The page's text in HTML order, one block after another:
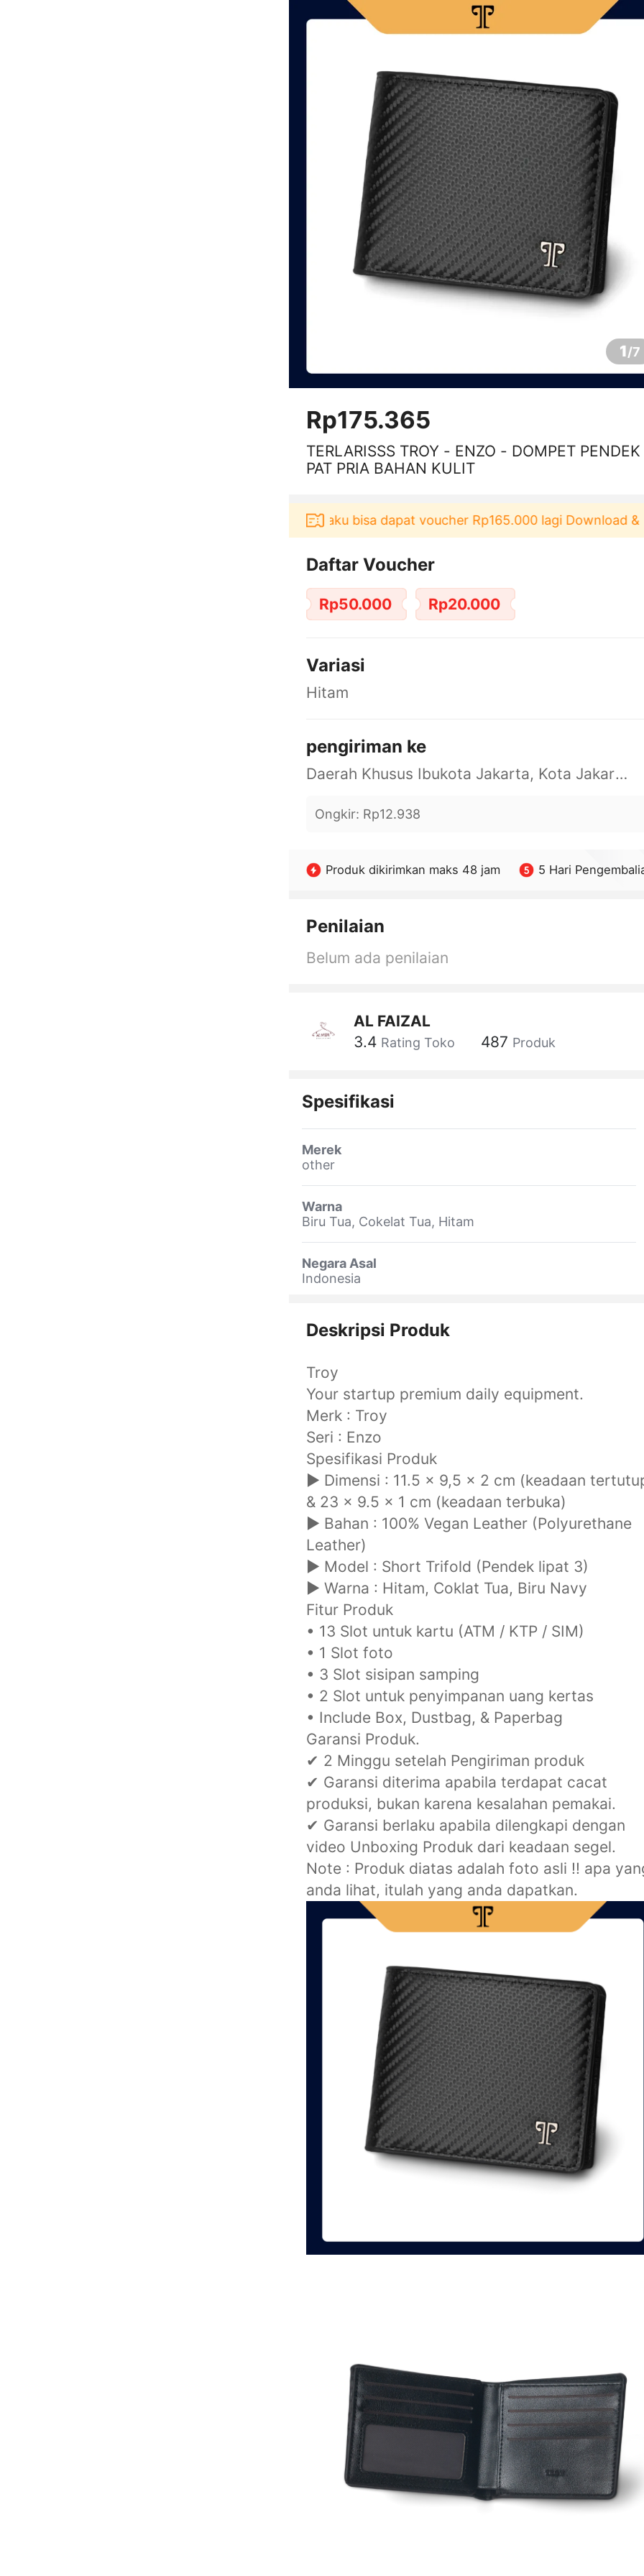
1/7
Rp175.365
TERLARISSS TROY - ENZO - DOMPET
PAT PRIA BAHAN KULIT
Pengguna baru berbelanja di aplikasi Akulaku bisa dapat voucher Rp165.000 lagi Download & Pakai
Daftar Voucher
Rp50.000 Rp20.000
Variasi
Hitam
pengiriman ke
Daerah Khusus Ibukota Jakarta, Kota Jakarta Barat, Cengkareng, yy
Ongkir: Rp12.938
Produk dikirimkan maks 48 jam 5 Hari
Penilaian
Belum ada penilaian
AL FAIZAL
3.4 Rating Toko 487 Produk
Spesifikasi
Merek
other
Warna
Biru Tua, Cokelat Tua, Hitam
Negara Asal
Indonesia
Deskripsi Produk
Troy
Your startup premium daily equipment.
Merk : Troy
Seri : Enzo
Spesifikasi Produk
► Dimensi : 11.5 x 9,5 x 2 cm (keadaan
& 23 x 9.5 x 1 cm (keadaan terbuka)
► Bahan : 100% Vegan Leather (Polyurethane
Leather)
► Model : Short Trifold (Pendek lipat 3)
► Warna : Hitam, Coklat Tua, Biru Navy
Fitur Produk
• 13 Slot untuk kartu (ATM / KTP / SIM)
• 1 Slot foto
• 3 Slot sisipan samping
• 2 Slot untuk penyimpanan uang kertas
• Include Box, Dustbag, & Paperbag
Garansi Produk.
✔ 2 Minggu setelah Pengiriman produk
✔ Garansi diterima apabila terdapat cacat
produksi, bukan karena kesalahan pemakai.
✔ Garansi berlaku apabila dilengkapi dengan
video Unboxing Produk dari keadaan segel.
Note : Produk diatas adalah foto asli !! apa
anda lihat, itulah yang anda dapatkan.